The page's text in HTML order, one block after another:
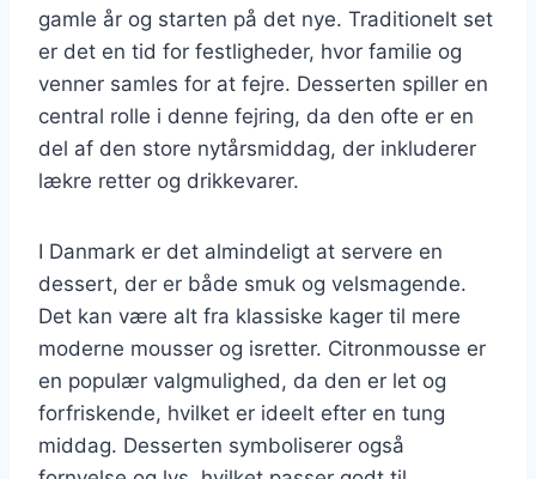
gamle år og starten på det nye. Traditionelt set
er det en tid for festligheder, hvor familie og
venner samles for at fejre. Desserten spiller en
central rolle i denne fejring, da den ofte er en
del af den store nytårsmiddag, der inkluderer
lækre retter og drikkevarer.
I Danmark er det almindeligt at servere en
dessert, der er både smuk og velsmagende.
Det kan være alt fra klassiske kager til mere
moderne mousser og isretter. Citronmousse er
en populær valgmulighed, da den er let og
forfriskende, hvilket er ideelt efter en tung
middag. Desserten symboliserer også